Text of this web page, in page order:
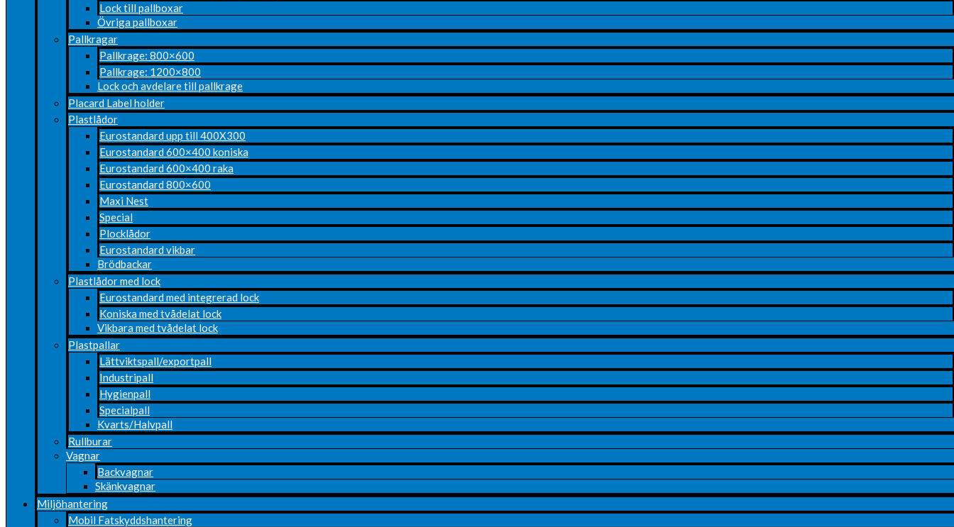
Lock till pallboxar
Övriga pallboxar
Pallkragar
Pallkrage: 800×600
Pallkrage: 1200×800
Lock och avdelare till pallkrage
Placard Label holder
Plastlådor
Eurostandard upp till 400X300
Eurostandard 600×400 koniska
Eurostandard 600×400 raka
Eurostandard 800×600
Maxi Nest
Special
Plocklådor
Eurostandard vikbar
Brödbackar
Plastlådor med lock
Eurostandard med integrerad lock
Koniska med tvådelat lock
Vikbara med tvådelat lock
Plastpallar
Lättviktspall/exportpall
Industripall
Hygienpall
Specialpall
Kvarts/Halvpall
Rullburar
Vagnar
Backvagnar
Skänkvagnar
Miljöhantering
Mobil Fatskyddshantering